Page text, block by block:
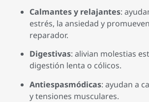
Calmantes y relajantes:
estrés, la ansiedad y
reparador.
Digestivas: alivian molestias
digestión lenta o cólicos.
Antiespasmódicas: ayudan a
y tensiones musculares.